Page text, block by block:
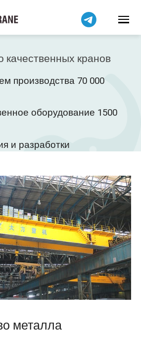
качественных кранов
производства 70 000
оборудование 1500
и разработки
металла